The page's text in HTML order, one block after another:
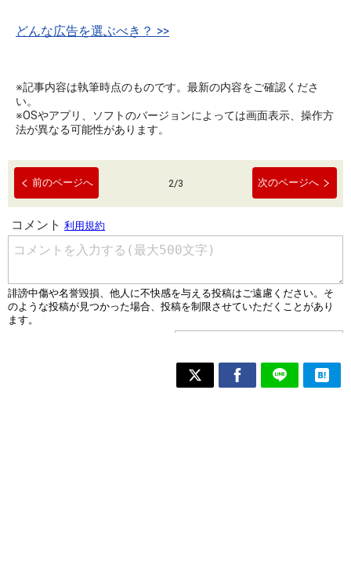
どんな広告を選ぶべき？ >>
※記事内容は執筆時点のものです。最新の内容をご確認くださ
い。
※OSやアプリ、ソフトのバージョンによっては画面表示、操作方
法が異なる可能性があります。
前のページへ 2/3 次のページへ